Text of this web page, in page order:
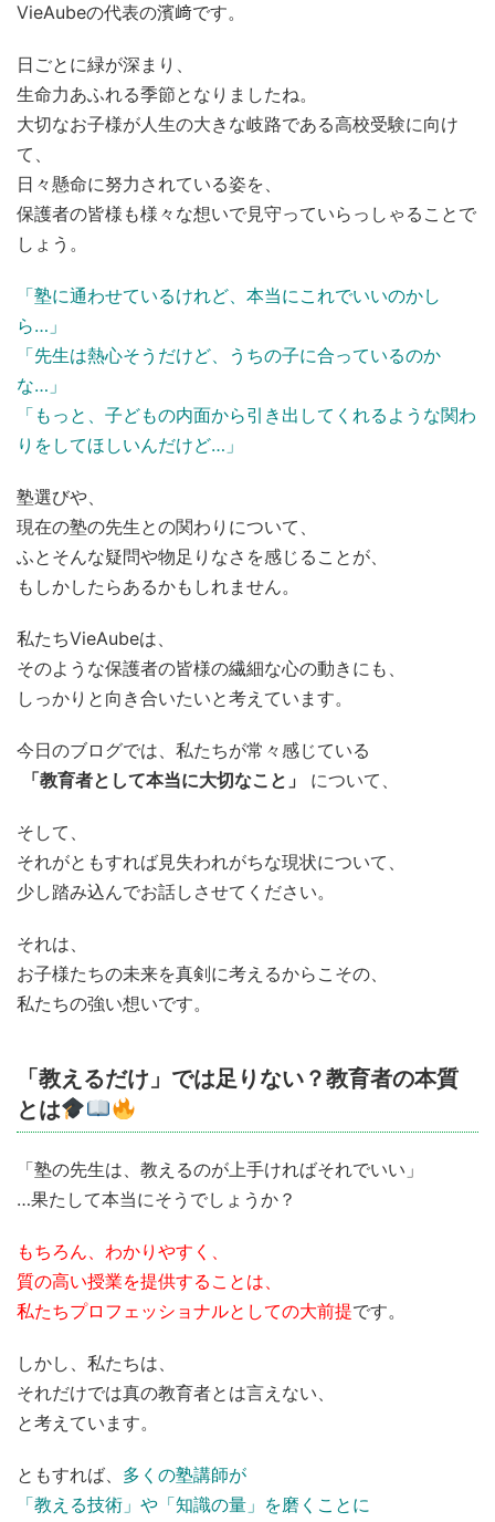
VieAubeの代表の濱﨑です。
日ごとに緑が深まり、
生命力あふれる季節となりましたね。
大切なお子様が人生の大きな岐路である高校受験に向け
て、
日々懸命に努力されている姿を、
保護者の皆様も様々な想いで見守っていらっしゃることで
しょう。
「塾に通わせているけれど、本当にこれでいいのかし
ら…」
「先生は熱心そうだけど、うちの子に合っているのか
な…」
「もっと、子どもの内面から引き出してくれるような関わ
りをしてほしいんだけど…」
塾選びや、
現在の塾の先生との関わりについて、
ふとそんな疑問や物足りなさを感じることが、
もしかしたらあるかもしれません。
私たちVieAubeは、
そのような保護者の皆様の繊細な心の動きにも、
しっかりと向き合いたいと考えています。
今日のブログでは、私たちが常々感じている
「教育者として本当に大切なこと」
について、
そして、
それがともすれば見失われがちな現状について、
少し踏み込んでお話しさせてください。
それは、
お子様たちの未来を真剣に考えるからこその、
私たちの強い想いです。
「教えるだけ」では足りない？教育者の本質
とは
「塾の先生は、教えるのが上手ければそれでいい」
…果たして本当にそうでしょうか？
もちろん、わかりやすく、
質の高い授業を提供することは、
私たちプロフェッショナルとしての大前提です。
しかし、私たちは、
それだけでは真の教育者とは言えない、
と考えています。
ともすれば、 多くの塾講師が
「教える技術」や「知識の量」を磨くことに